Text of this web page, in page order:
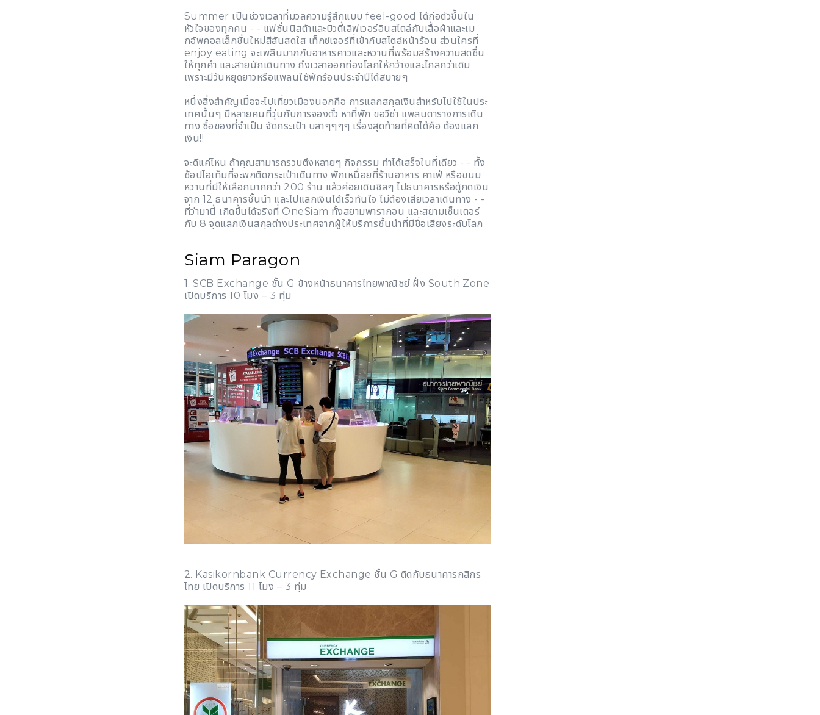
Summer เป็นช่วงเวลาที่มวลความรู้สึกแบบ feel-good ได้ก่อตัวขึ้นใน
หัวใจของทุกคน - - แฟชั่นนิสต้าและบิวตี้เลิฟเวอร์อินสไตล์กับเสื้อผ้าและเม
กอัพคอลเล็กชั่นใหม่สีสันสดใส เท็กซ์เจอร์ที่เข้ากับสไตล์หน้าร้อน ส่วนใครที่
enjoy eating จะเพลินมากกับอาหารคาวและหวานที่พร้อมสร้างความสดชื่น
ให้ทุกคำ และสายนักเดินทาง ถึงเวลาออกท่องโลกให้กว้างและไกลกว่าเดิม
เพราะมีวันหยุดยาวหรือแพลนใช้พักร้อนประจำปีได้สบายๆ
หนึ่งสิ่งสำคัญเมื่อจะไปเที่ยวเมืองนอกคือ การแลกสกุลเงินสำหรับไปใช้ในประ
เทศนั้นๆ มีหลายคนที่วุ่นกับการจองตั๋ว หาที่พัก ขอวีซ่า แพลนตารางการเดิน
ทาง ซื้อของที่จำเป็น จัดกระเป๋า บลาๆๆๆๆ เรื่องสุดท้ายที่คิดได้คือ ต้องแลก
เงิน!!
จะดีแค่ไหน ถ้าคุณสามารถรวบตึงหลายๆ กิจกรรม ทำได้เสร็จในที่เดียว - - ทั้ง
ช้อปไอเท็มที่จะพกติดกระเป๋าเดินทาง พักเหนื่อยที่ร้านอาหาร คาเฟ่ หรือขนม
หวานที่มีให้เลือกมากกว่า 200 ร้าน แล้วค่อยเดินชิลๆ ไปธนาคารหรือตู้กดเงิน
จาก 12 ธนาคารชั้นนำ และไปแลกเงินได้เร็วทันใจ ไม่ต้องเสียเวลาเดินทาง - -
ที่ว่ามานี้ เกิดขึ้นได้จริงที่ OneSiam ทั้งสยามพารากอน และสยามเซ็นเตอร์
กับ 8 จุดแลกเงินสกุลต่างประเทศจากผู้ให้บริการชั้นนำที่มีชื่อเสียงระดับโลก
Siam Paragon
1. SCB Exchange ชั้น G ข้างหน้าธนาคารไทยพาณิชย์ ฝั่ง South Zone
เปิดบริการ 10 โมง – 3 ทุ่ม
2. Kasikornbank Currency Exchange ชั้น G ติดกับธนาคารกสิกร
ไทย เปิดบริการ 11 โมง – 3 ทุ่ม